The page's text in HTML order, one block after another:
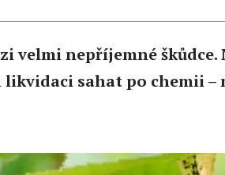
velmi nepříjemné škůdce.
sahat po chemii –